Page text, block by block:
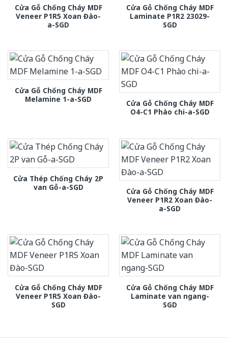
Cửa Gỗ Chống Cháy MDF
Veneer P1R5 Xoan Đào-
a-SGD
Cửa Gỗ Chống Cháy MDF
Laminate P1R2 23029-
SGD
Cửa Gỗ Chống Cháy MDF
Melamine 1-a-SGD
Cửa Gỗ Chống Cháy MDF
O4-C1 Phào chi-a-SGD
Cửa Thép Chống Cháy 2P
van Gỗ-a-SGD
Cửa Gỗ Chống Cháy MDF
Veneer P1R2 Xoan Đào-
a-SGD
Cửa Gỗ Chống Cháy MDF
Veneer P1R5 Xoan Đào-
SGD
Cửa Gỗ Chống Cháy MDF
Laminate van ngang-
SGD